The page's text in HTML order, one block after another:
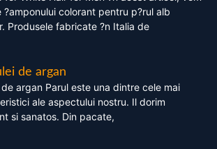
colorant pentru p?rul alb
Produsele fabricate ?n Italia de
de argan
argan Parul este una dintre cele mai
ale aspectului nostru. Il dorim
si sanatos. Din pacate,